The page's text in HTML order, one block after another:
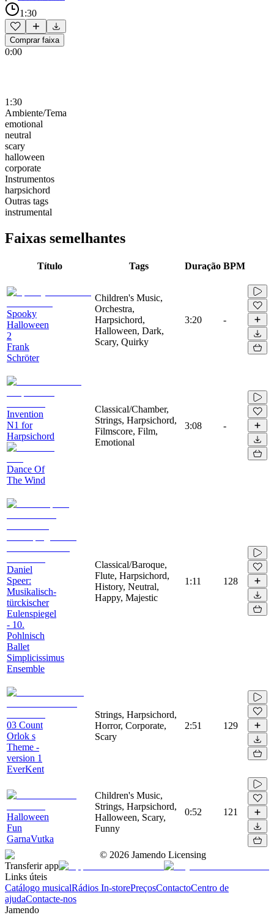
1:30
Comprar faixa
0:00
1:30
Ambiente/Tema
emotional
neutral
scary
halloween
corporate
Instrumentos
harpsichord
Outras tags
instrumental
Faixas semelhantes
Título Tags Duração BPM
Spooky
Halloween
2
Frank
Schröter
Children's Music,
Orchestra,
Harpsichord,
Halloween, Dark,
Scary, Quirky
3:20 -
Invention
N1 for
Harpsichord
Dance Of
The Wind
Classical/Chamber,
Strings, Harpsichord,
Filmscore, Film,
Emotional
3:08 -
Daniel
Speer:
Musikalisch-
türckischer
Eulenspiegel
- 10.
Pohlnisch
Ballet
Simplicissimus
Ensemble
Classical/Baroque,
Flute, Harpsichord,
History, Neutral,
Happy, Majestic
1:11 128
03 Count
Orlok s
Theme -
version 1
EverKent
Strings, Harpsichord,
Horror, Corporate,
Scary
2:51 129
Halloween
Fun
GarnaVutka
Children's Music,
Strings, Harpsichord,
Halloween, Scary,
Funny
0:52 121
© 2026 Jamendo Licensing
Transferir app
Links úteis
Catálogo musicalRádios In-storePreçosContactoCentro de
ajudaContacte-nos
Jamendo